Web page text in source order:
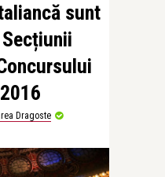
sunt
Dragoste